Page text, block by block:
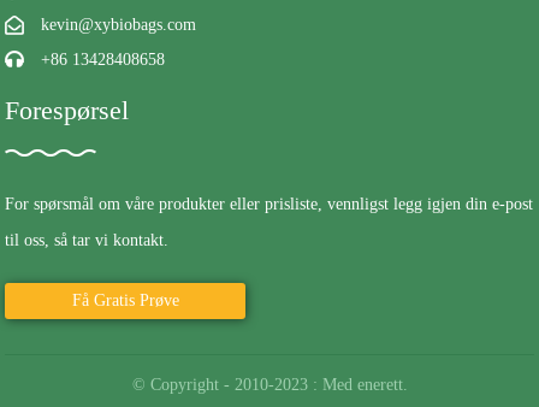
kevin@xybiobags.com
+86 13428408658
Forespørsel
For spørsmål om våre produkter eller prisliste, vennligst legg igjen din e-post
til oss, så tar vi kontakt.
Få Gratis Prøve
© Copyright - 2010-2023 : Med enerett.